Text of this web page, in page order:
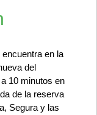
en la
del
10 minutos en
de la reserva
Segura y las